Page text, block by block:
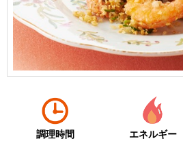
調理時間 エネルギー